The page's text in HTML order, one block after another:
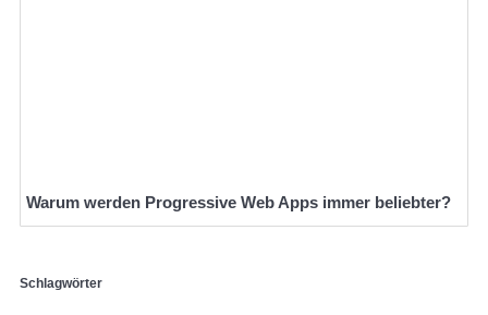
Warum werden Progressive Web Apps immer beliebter?
Schlagwörter